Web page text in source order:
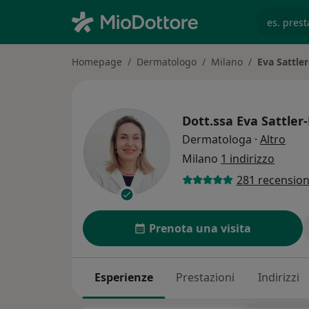
Homepage Dermatologo Milano Eva
Dott.ssa Eva
Dermatologa · Altro
Milano 1 indirizzo
281
Prenota una visita
Esperienze Prestazioni Indirizzi